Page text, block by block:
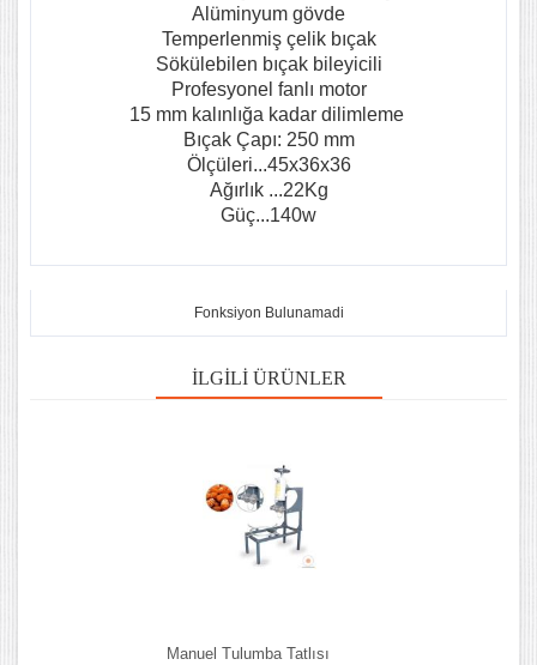
Alüminyum gövde
Temperlenmiş çelik bıçak
Sökülebilen bıçak bileyicili
Profesyonel fanlı motor
15 mm kalınlığa kadar dilimleme
Bıçak Çapı: 250 mm
Ölçüleri...45x36x36
Ağırlık ...22Kg
Güç...140w
Fonksiyon Bulunamadi
İLGILI ÜRÜNLER
Manuel Tulumba Tatlısı